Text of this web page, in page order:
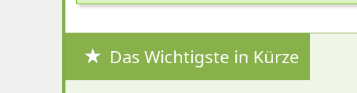
Das Wichtigste in Kürze